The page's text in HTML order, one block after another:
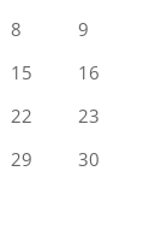
8
9
15
16
22
23
29
30